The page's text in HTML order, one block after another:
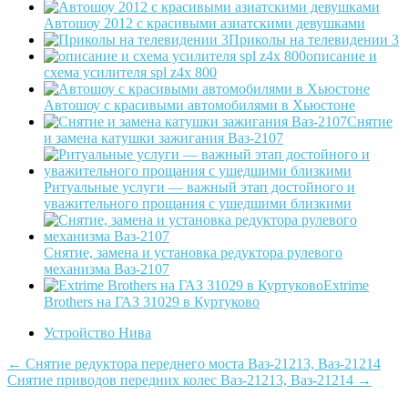
Автошоу 2012 с красивыми азиатскими девушками
Приколы на телевидении 3
описание и
схема усилителя spl z4x 800
Автошоу с красивыми автомобилями в Хьюстоне
Снятие
и замена катушки зажигания Ваз-2107
Ритуальные услуги — важный этап достойного и
уважительного прощания с ушедшими близкими
Снятие, замена и установка редуктора рулевого
механизма Ваз-2107
Extrime
Brothers на ГАЗ 31029 в Куртуково
Устройство Нива
Post
navigation
← Снятие редуктора переднего моста Ваз-21213, Ваз-21214
Снятие приводов передних колес Ваз-21213, Ваз-21214 →